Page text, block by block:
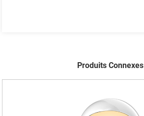
Produits Connexes